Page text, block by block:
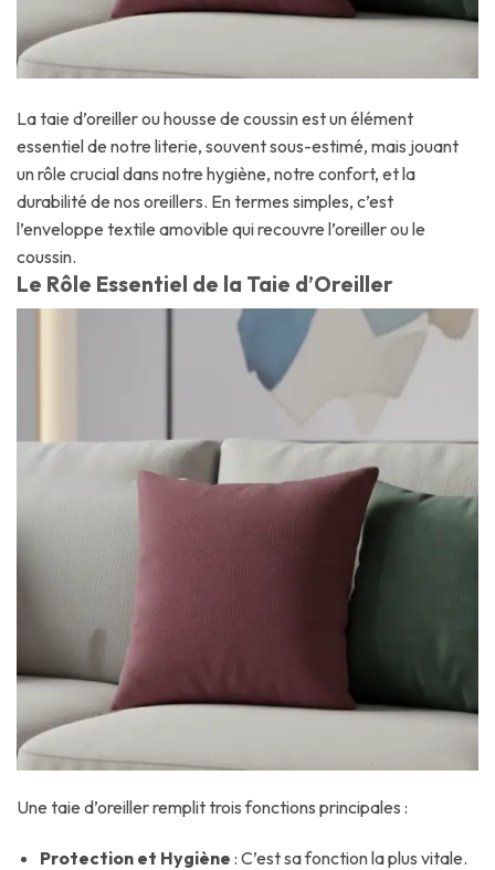
La taie d’oreiller ou housse de coussin est un élément
essentiel de notre literie, souvent sous-estimé, mais jouant
un rôle crucial dans notre hygiène, notre confort, et la
durabilité de nos oreillers. En termes simples, c’est
l’enveloppe textile amovible qui recouvre l’oreiller ou le
coussin.
Le Rôle Essentiel de la Taie d’Oreiller
Une taie d’oreiller remplit trois fonctions principales :
Protection et Hygiène : C’est sa fonction la plus vitale.